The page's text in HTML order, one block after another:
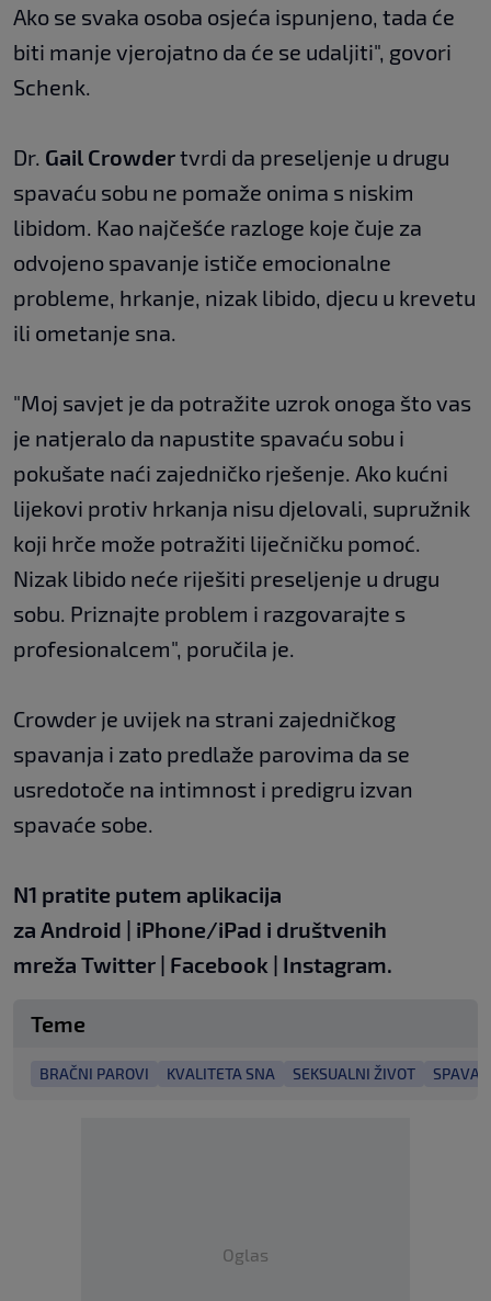
Ako se svaka osoba osjeća ispunjeno, tada će
biti manje vjerojatno da će se udaljiti", govori
Schenk.
Dr. Gail Crowdertvrdi da preseljenje u drugu
spavaću sobu ne pomaže onima s niskim
libidom. Kao najčešće razloge koje čuje za
odvojeno spavanje ističe emocionalne
probleme, hrkanje, nizak libido, djecu u krevetu
ili ometanje sna.
"Moj savjet je da potražite uzrok onoga što vas
je natjeralo da napustite spavaću sobu i
pokušate naći zajedničko rješenje. Ako kućni
lijekovi protiv hrkanja nisu djelovali, supružnik
koji hrče može potražiti liječničku pomoć.
Nizak libido neće riješiti preseljenje u drugu
sobu. Priznajte problem i razgovarajte s
profesionalcem", poručila je.
Crowder je uvijek na strani zajedničkog
spavanja i zato predlaže parovima da se
usredotoče na intimnost i predigru izvan
spavaće sobe.
N1 pratite putem aplikacija
za Android iPhone/iPad i društvenih
mreža Twitter Facebook Instagram.
Teme
BRAČNI PAROVI KVALITETA SNA SEKSUALNI ŽIVOT
Oglas